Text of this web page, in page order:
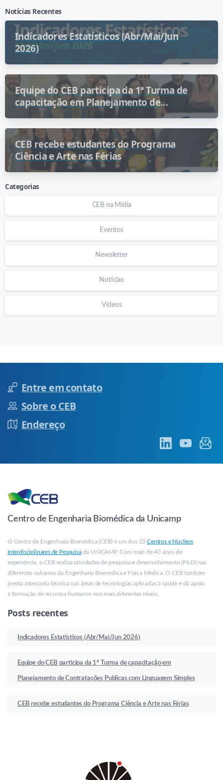
Notícias Recentes
Indicadores Estatísticos (Abr/Mai/Jun
2026)
Equipe do CEB participa da 1ª Turma de
capacitação em Planejamento de
Contratações Publicas com Linguagem
Simples
CEB recebe estudantes do Programa
Ciência e Arte nas Férias
Categorias
CEB na Mídia
Eventos
Newsletter
Notícias
Vídeos
Entre em contato
Sobre o CEB
Endereço
Centro de Engenharia Biomédica da Unicamp
O Centro de Engenharia Biomédica (CEB) é um dos 23Centros e Núcleos
Interdisciplinares de Pesquisada UNICAMP. Com mais de 40 anos de
experiência, o CEB realiza atividades de pesquisa e desenvolvimento (P&D) nas
diferentes subáreas da Engenharia Biomédica e Física Médica. O CEB também
presta assessoria técnica nas áreas de tecnologias aplicadas à saúde e dá apoio
à formação de recursos humanos nos mais diferentes níveis.
Posts recentes
Indicadores Estatísticos (Abr/Mai/Jun 2026)
Equipe do CEB participa da 1ª Turma de capacitação em
Planejamento de Contratações Publicas com Linguagem Simples
CEB recebe estudantes do Programa Ciência e Arte nas Férias